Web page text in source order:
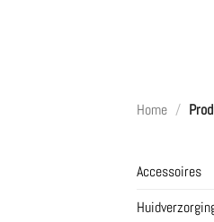
Home /
Accessoires